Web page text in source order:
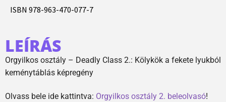
ISBN 978-963-470-077-7
LEÍRÁS
Orgyilkos osztály – Deadly Class 2.: Kölykök a fekete lyukból
keménytáblás képregény
Olvass bele ide kattintva: Orgyilkos osztály 2. beleolvasó!